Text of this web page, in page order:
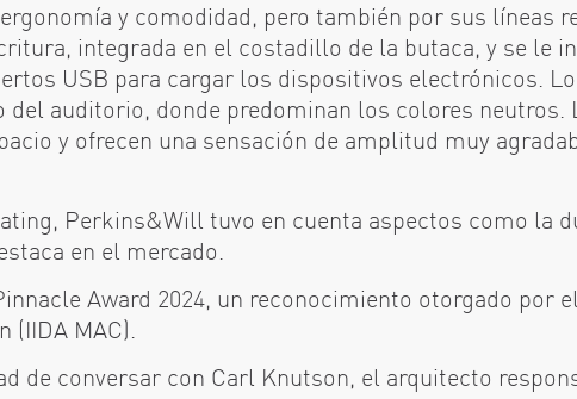
y comodidad, pero también por sus líneas
integrada en el costadillo de la butaca, y se le
USB para cargar los dispositivos electrónicos.
auditorio, donde predominan los colores neutros.
y ofrecen una sensación de amplitud muy
Perkins&Will tuvo en cuenta aspectos como la
en el mercado.
Award 2024, un reconocimiento otorgado por
(IIDA MAC).
de conversar con Carl Knutson, el arquitecto